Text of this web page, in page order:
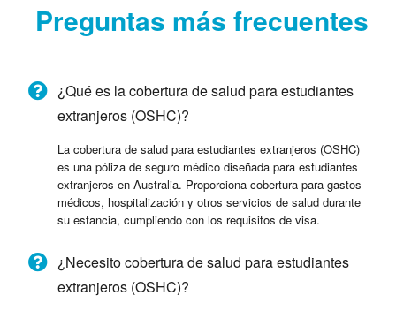
Preguntas más frecuentes
¿Qué es la cobertura de salud para estudiantes
extranjeros (OSHC)?
La cobertura de salud para estudiantes extranjeros (OSHC)
es una póliza de seguro médico diseñada para estudiantes
extranjeros en Australia. Proporciona cobertura para gastos
médicos, hospitalización y otros servicios de salud durante
su estancia, cumpliendo con los requisitos de visa.
¿Necesito cobertura de salud para estudiantes
extranjeros (OSHC)?